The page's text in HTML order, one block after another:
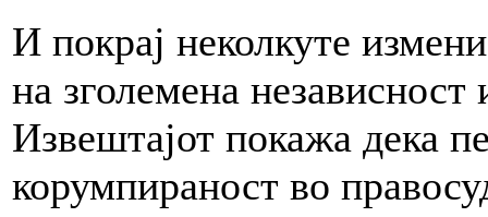
И покрај неколкуте
на зголемена независност
Извештајот покажа дека
корумпираност во